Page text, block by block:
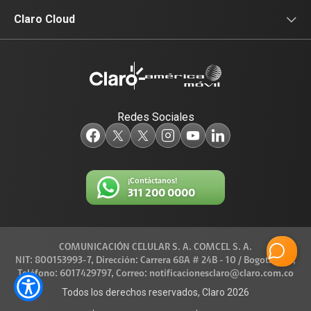
Equipos para su empresa
Claro Media
Noticias de interés
Claro Cloud
Redes Sociales
¡Contáctanos!
311 200 0000
COMUNICACIÓN CELULAR S. A. COMCEL S. A.
NIT: 800153993-7, Dirección: Carrera 68A # 24B - 10 / Bogotá D.C.,
Teléfono: 6017429797, Correo: notificacionesclaro@claro.com.co
Todos los derechos reservados, Claro 2026